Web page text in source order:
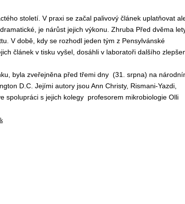
století. V praxi se začal palivový článek uplatňovat
je nárůst jejich výkonu. Zhruba Před dvěma
V době, kdy se rozhodl jeden tým z Pensylvánské
článek v tisku vyšel, dosáhli v laboratoři dalšího
byla zveřejněna před třemi dny (31. srpna) na
D.C. Jejími autory jsou Ann Christy, Rismani-Yazdi,
spolupráci s jejich kolegy profesorem mikrobiologie Olli